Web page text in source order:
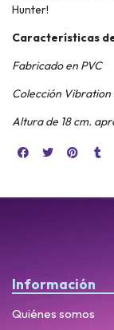
Hunter!
Características
Fabricado en PVC
Colección
Altura de 18 cm.
Información
Quiénes somos